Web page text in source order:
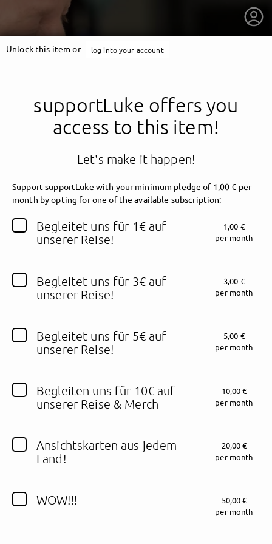
getnext to supportLuke
About Posts
Unlock this item or log into your account
supportLuke offers you
access to this item!
Let's make it happen!
Support supportLuke with your minimum pledge of 1,00 € per
month by opting for one of the available subscription:
Begleitet uns für 1€ auf
unserer Reise!
1,00 €
per month
Begleitet uns für 3€ auf
unserer Reise!
3,00 €
per month
Begleitet uns für 5€ auf
unserer Reise!
5,00 €
per month
Begleiten uns für 10€ auf
unserer Reise & Merch
10,00 €
per month
Ansichtskarten aus jedem
Land!
20,00 €
per month
WOW!!!
50,00 €
per month
Follow
and immediately